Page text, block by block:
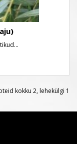
kokku 2, lehekülgi 1